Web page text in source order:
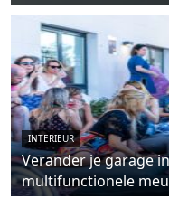
INTERIEUR
Verander je garage
multifunctionele